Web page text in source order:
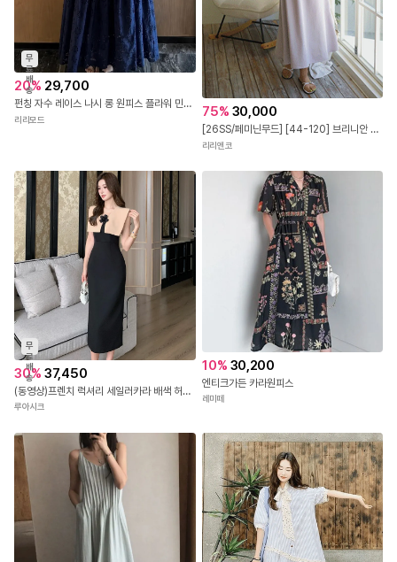
무
료
배
송
20% 29,700
펀칭 자수 레이스 나시 롱 원피스 플라워 민소매 뒷밴딩 코튼 캉캉 플레어 여름 휴양지룩
리리모드 75% 30,000
[26SS/페미닌무드] [44-120] 브리니안 언발넥 스트랩 반팔 롱 원피스 (여름-여름원피스-반팔원피스-언발원피스-스트랩원피스-하객룩-데이트룩-격식룩-데일리-120사이즈-빅사이즈)
리리앤코
무
료
배
송
30% 37,450
(동영상)프렌치 럭셔리 세일러카라 배색 허리잘록 슬림핏 슬리브리스 롱원피스 루아시크1529
루아시크
10% 30,200
엔티크가든 카라원피스
레미떼